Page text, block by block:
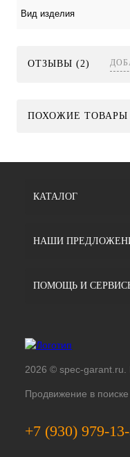
Вид изделия
ОТЗЫВЫ (2)
ПОХОЖИЕ ТОВАРЫ
КАТАЛОГ
НАШИ
ПОМОЩЬ И
2026 © spec-
Продвижение в поиске
+7 (930) 979-